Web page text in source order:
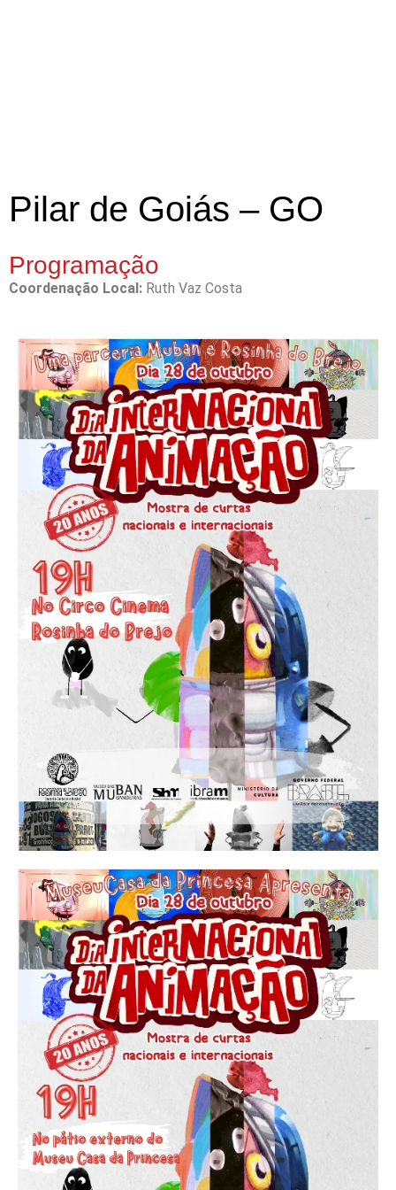
Pilar de Goiás – GO
Programação
Coordenação Local: Ruth Vaz Costa